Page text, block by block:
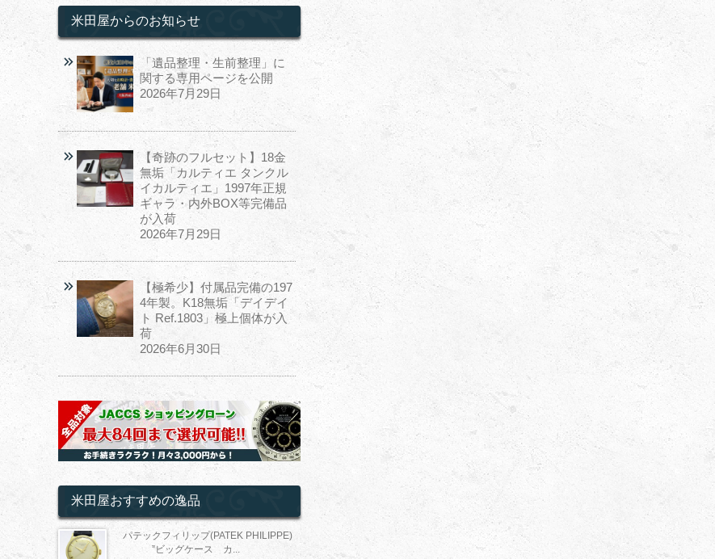
米田屋からのお知らせ
「遺品整理・生前整理」に
関する専用ページを公開
2026年7月29日
【奇跡のフルセット】18金
無垢「カルティエ タンクル
イカルティエ」1997年正規
ギャラ・内外BOX等完備品
が入荷
2026年7月29日
【極希少】付属品完備の197
4年製。K18無垢「デイデイ
ト Ref.1803」極上個体が入
荷
2026年6月30日
米田屋おすすめの逸品
パテックフィリップ(PATEK PHILIPPE)
”ビッグケース カ...